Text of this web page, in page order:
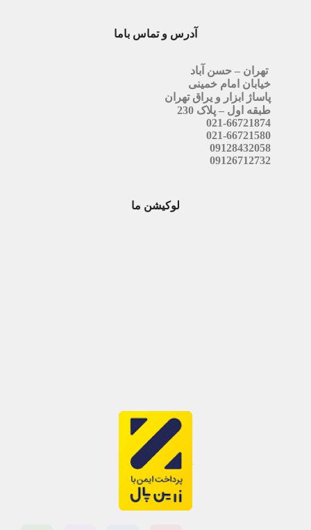
آدرس و تماس باما
تهران – حسن آباد
خیابان امام خمینی
پاساژ ابزار و یراق تهران
طبقه اول – پلاک 230
021-66721874
021-66721580
09128432058
09126712732
لوکیشن ما